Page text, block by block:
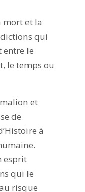
mort et la
qui
entre le
le temps ou
et
de
à
esprit
qui le
risque